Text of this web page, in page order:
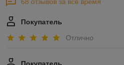
68 отзывов за всё время
Покупатель
Отлично
Покупатель